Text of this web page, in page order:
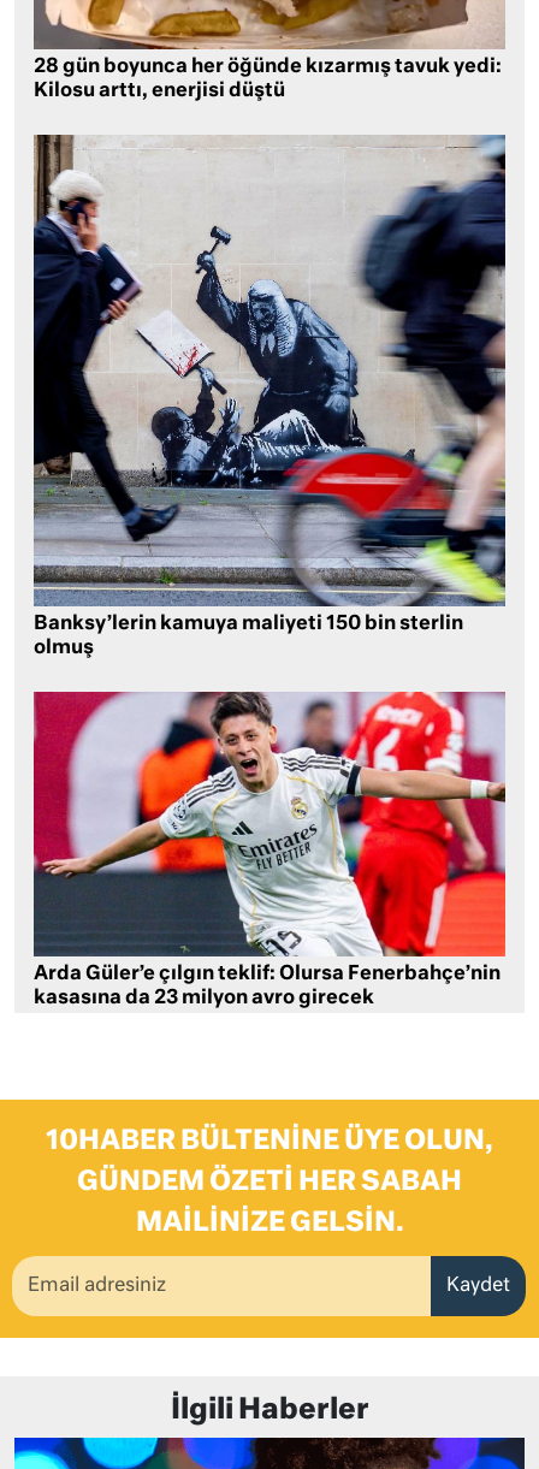
28 gün boyunca her öğünde kızarmış tavuk yedi:
Kilosu arttı, enerjisi düştü
Banksy’lerin kamuya maliyeti 150 bin sterlin
olmuş
Arda Güler’e çılgın teklif: Olursa Fenerbahçe’nin
kasasına da 23 milyon avro girecek
10HABER BÜLTENINE ÜYE OLUN,
GÜNDEM ÖZETI HER SABAH
MAILINIZE GELSIN.
Kaydet
İlgili Haberler